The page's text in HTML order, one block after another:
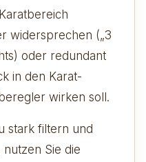
widersprechen („3
oder redundant
in den Karat-
wirken soll.
stark filtern und
nutzen Sie die